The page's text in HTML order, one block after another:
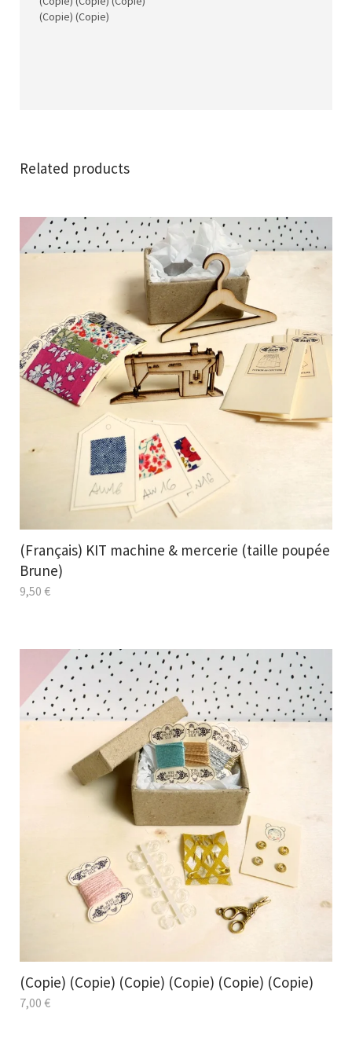
(Copie) (Copie)
Related products
(Français) KIT machine & mercerie (taille poupée
Brune)
9,50 €
(Copie) (Copie) (Copie) (Copie) (Copie) (Copie)
7,00 €